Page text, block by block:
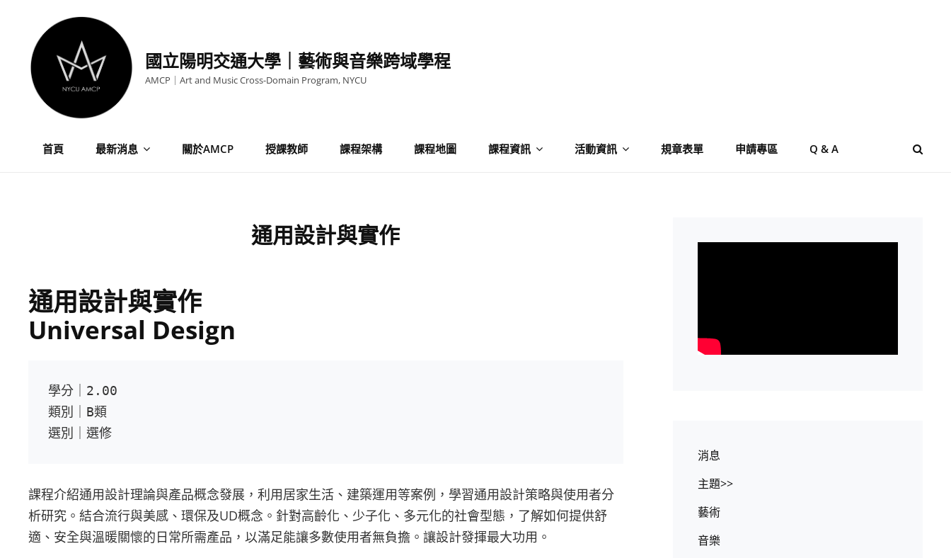
content
國立陽明交通大學｜藝術與音樂跨域學程
AMCP｜Art and Music Cross-Domain Program, NYCU
首頁 最新消息 關於AMCP 授課教師 課程架構 課程地圖 課程資訊 活動資訊 規章表單 申請專區
Q & A
通用設計與實作
通用設計與實作
Universal Design
學分｜2.00
類別｜B類
選別｜選修
課程介紹通用設計理論與產品概念發展，利用居家生活、建築運用等案例，學習通用設計策略與使用者分
析研究。結合流行與美感、環保及UD概念。針對高齡化、少子化、多元化的社會型態，了解如何提供舒
適、安全與溫暖關懷的日常所需產品，以滿足能讓多數使用者無負擔。讓設計發揮最大功用。
消息
主題>>
藝術
音樂